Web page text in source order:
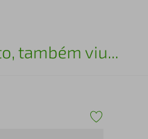
também viu...